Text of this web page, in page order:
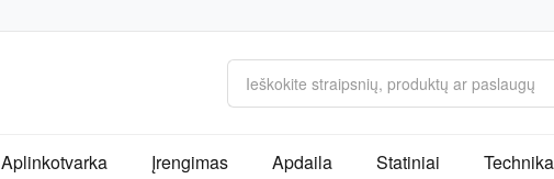
Aplinkotvarka Įrengimas Apdaila Statiniai